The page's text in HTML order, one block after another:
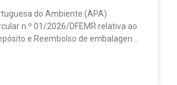
do Ambiente (APA)
n.º 01/2026/DFEMR relativa ao
e Reembolso de embalagens
relevante para